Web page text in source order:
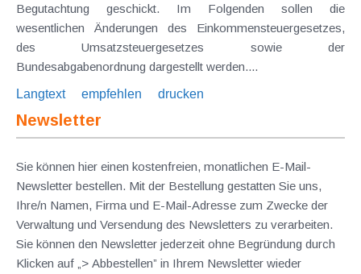
Begutachtung geschickt. Im Folgenden sollen die
wesentlichen Änderungen des Einkommensteuergesetzes,
des Umsatzsteuergesetzes sowie der
Bundesabgabenordnung dargestellt werden....
Langtext
empfehlen drucken
Newsletter
Sie können hier einen kostenfreien, monatlichen E-Mail-
Newsletter bestellen. Mit der Bestellung gestatten Sie uns,
Ihre/n Namen, Firma und E-Mail-Adresse zum Zwecke der
Verwaltung und Versendung des Newsletters zu verarbeiten.
Sie können den Newsletter jederzeit ohne Begründung durch
Klicken auf „> Abbestellen” in Ihrem Newsletter wieder